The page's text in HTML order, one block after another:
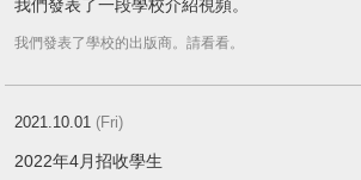
我們發表了一段學校介紹視頻。
我們發表了學校的出版商。請看看。
2021.10.01 (Fri)
2022年4月招收學生